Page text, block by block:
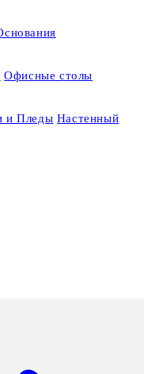
Офисные столы
и Пледы Настенный